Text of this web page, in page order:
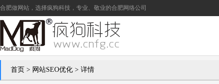
合肥做网站 ，选择疯狗科技，专业、敬业的合肥网络公司
首页 > 网站SEO优化 > 详情